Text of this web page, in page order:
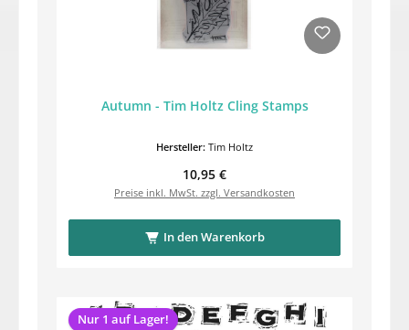
Autumn - Tim Holtz Cling Stamps
Hersteller: Tim Holtz
Regulärer Preis:
10,95 €
Preise inkl. MwSt. zzgl. Versandkosten
In den Warenkorb
Nur 1 auf Lager!